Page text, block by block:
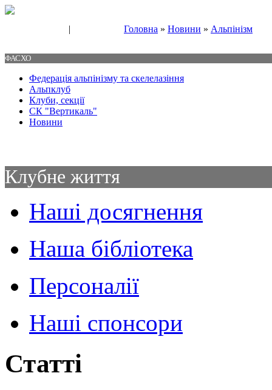
| Головна » Новини » Альпінізм
ФАСХО
Федерація альпінізму та скелелазіння
Альпклуб
Клуби, секції
СК "Вертикаль"
Новини
Клубне життя
Наші досягнення
Наша бібліотека
Персоналії
Наші спонсори
Статті